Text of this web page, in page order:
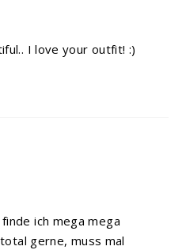
I love your outfit! :)
ich mega mega
gerne, muss mal